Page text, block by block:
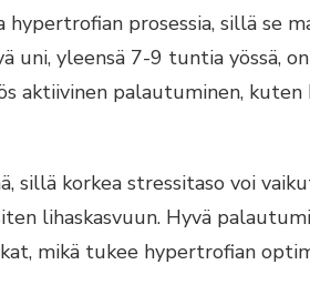
hypertrofian prosessia, sillä se
uni, yleensä 7-9 tuntia yössä,
aktiivinen palautuminen,
sillä korkea stressitaso voi
lihaskasvuun. Hyvä
mikä tukee hypertrofian